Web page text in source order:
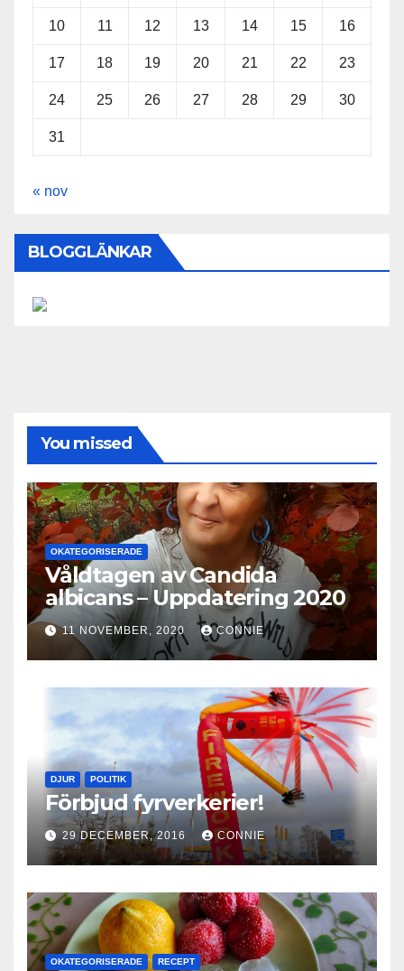
10 11 12 13 14 15 16
17 18 19 20 21 22 23
24 25 26 27 28 29 30
31
« nov
BLOGGLÄNKAR
You missed
OKATEGORISERADE
Våldtagen av Candida
albicans – Uppdatering 2020
11 NOVEMBER, 2020 CONNIE
DJUR POLITIK
Förbjud fyrverkerier!
29 DECEMBER, 2016 CONNIE
OKATEGORISERADE RECEPT